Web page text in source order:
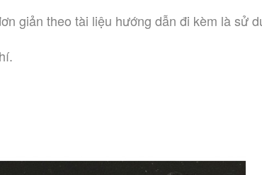
giản theo tài liệu hướng dẫn đi kèm là sử